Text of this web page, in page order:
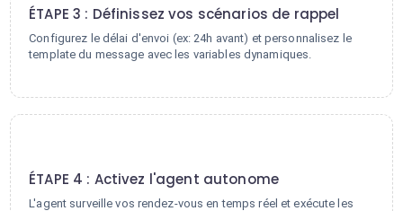
ÉTAPE 3 : Définissez vos scénarios de rappel
Configurez le délai d'envoi (ex: 24h avant) et personnalisez le
template du message avec les variables dynamiques.
ÉTAPE 4 : Activez l'agent autonome
L'agent surveille vos rendez-vous en temps réel et exécute les